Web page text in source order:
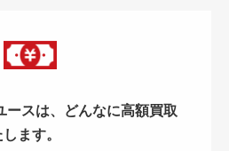
スは、どんなに高額買取
ます。